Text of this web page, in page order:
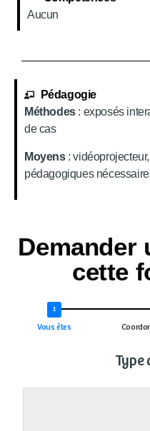
Aucun
Pédagogie
Méthodes: exposés
de cas
Moyens:
pédagogiques
Demander
cette
Vous êtes
Type